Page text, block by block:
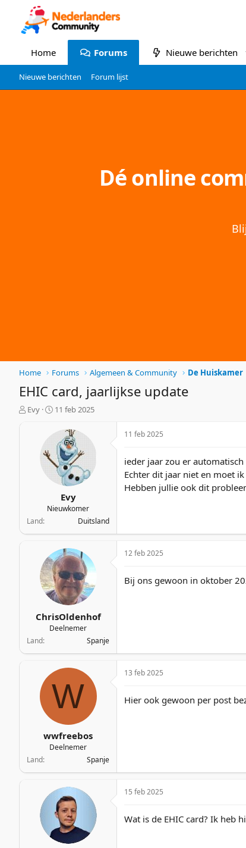
Home Forums Nieuwe berichten
Nieuwe berichten Forum lijst
Dé online
Home Forums Algemeen & Community De Huiskamer
EHIC card, jaarlijkse update
O
t
a
Evy
S
a
r
t
d
a
m
11 feb 2025
Evy
Nieuwkomer
Land
Duitsland
11 feb 2025
ieder jaar zou er
Echter dit jaar niet en moet
Hebben jullie ook dit
ChrisOldenhof
Deelnemer
Land
Spanje
12 feb 2025
Bij ons gewoon in oktober
W
wwfreebos
Deelnemer
Land
Spanje
13 feb 2025
Hier ook gewoon per post
15 feb 2025
Wat is de EHIC card? Ik heb